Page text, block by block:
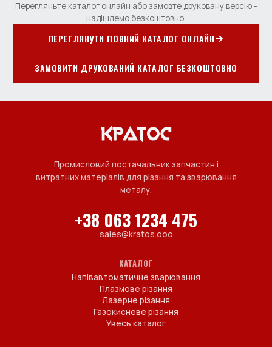
Перегляньте каталог онлайн або замовте друковану версію -
надішлемо безкоштовно.
ПЕРЕГЛЯНУТИ ПОВНИЙ КАТАЛОГ ОНЛАЙН
ЗАМОВИТИ ДРУКОВАНИЙ КАТАЛОГ БЕЗКОШТОВНО
Промисловий постачальник запчастин і
витратних матеріалів для різання та зварювання
металу.
+38 063 1234 475
sales@kratos.ooo
КАТАЛОГ
Напівавтоматичне зварювання
Плазмове різання
Лазерне різання
Газокисневе різання
Увесь каталог